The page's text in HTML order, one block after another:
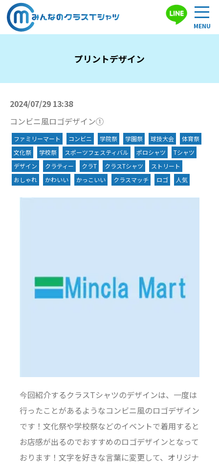
プリントデザイン
2024/07/29 13:38
コンビニ風ロゴデザイン①
ファミリーマート コンビニ 学院祭 学園祭 球技大会
体育祭
文化祭
学校祭 スポーツフェスティバル ポロシャツ
Tシャツ
デザイン
クラティー クラT クラスTシャツ
ストリート
おしゃれ
かわいい かっこいい クラスマッチ ロゴ 人気
今回紹介するクラスTシャツのデザインは、一度は
行ったことがあるようなコンビニ風のロゴデザイン
です！文化祭や学校祭などのイベントで着用すると
お店感が出るのでおすすめのロゴデザインとなって
おります！文字を好きな言葉に変更して、オリジナ